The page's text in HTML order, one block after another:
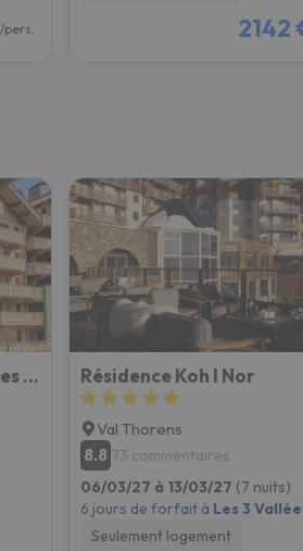
/pers. 2142
Résidence Pierre & Vacances Premium L'Hévana Résidence Koh I Nor
Val Thorens
8.8 73 commentaires
06/03/27 à 13/03/27 (7 nuits)
6 jours de forfait à Les 3
Seulement logement